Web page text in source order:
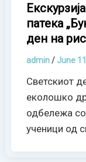
патека
ден на
admin/ June
Светскиот
еколошко
одбележа со
ученици од